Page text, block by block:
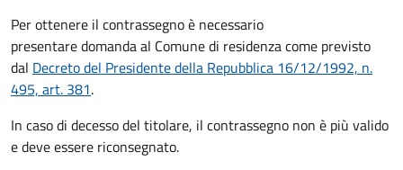
Per ottenere il contrassegno è necessario
presentare domanda al Comune di residenza come previsto
dal Decreto del Presidente della Repubblica 16/12/1992, n.
495, art. 381.
In caso di decesso del titolare, il contrassegno non è più valido
e deve essere riconsegnato.